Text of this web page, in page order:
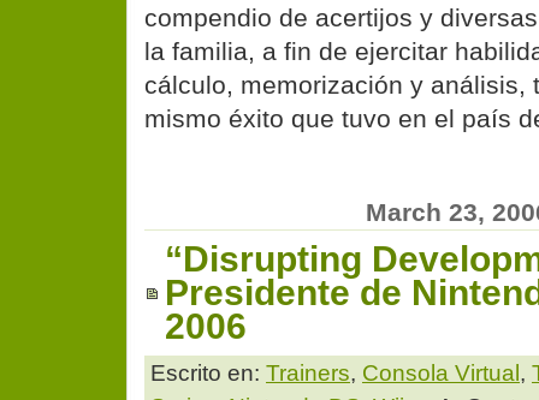
compendio de acertijos y
la familia, a fin de ejercitar
cálculo, memorización y análisis,
mismo éxito que tuvo en el país
March 23,
“Disrupting
Presidente de
2006
Escrito en: Trainers, Consola Virtual,